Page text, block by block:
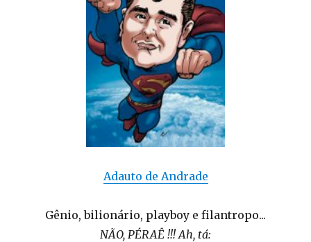
Adauto de Andrade
Gênio, bilionário, playboy e filantropo...
NÃO, PÉRAÊ !!! Ah, tá: